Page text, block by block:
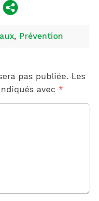
, Prévention
pas publiée. Les
avec *